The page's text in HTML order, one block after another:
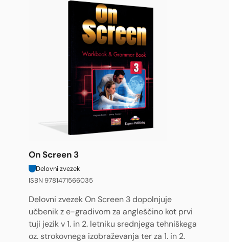
On Screen 3
Delovni zvezek
ISBN 9781471566035
Delovni zvezek On Screen 3 dopolnjuje
učbenik z e-gradivom za angleščino kot prvi
tuji jezik v 1. in 2. letniku srednjega tehniškega
oz. strokovnega izobraževanja ter za 1. in 2.